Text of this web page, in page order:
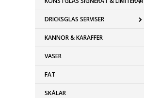
DRICKSGLAS SERVISER
KANNOR & KARAFFER
VASER
FAT
SKÅLAR